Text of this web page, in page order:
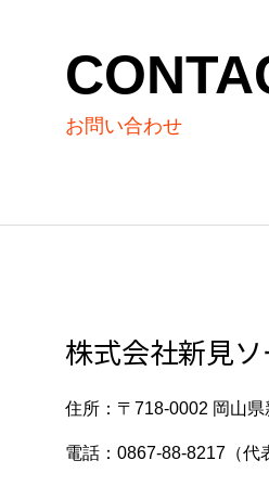
お問い合わせ
株式会社新見
住所：〒718-0002 岡山
電話：0867-88-8217（